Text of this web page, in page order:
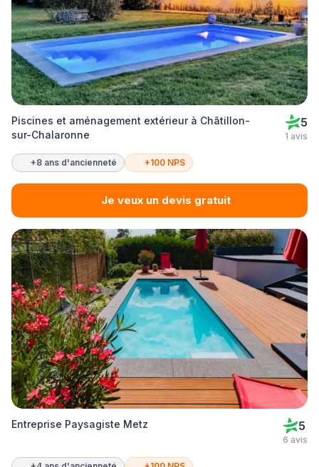
Piscines et aménagement extérieur à Châtillon-
sur-Chalaronne
5
1 avis
+8 ans d'ancienneté +100 NPS
Je veux un devis gratuit
Entreprise Paysagiste Metz 5
6 avis